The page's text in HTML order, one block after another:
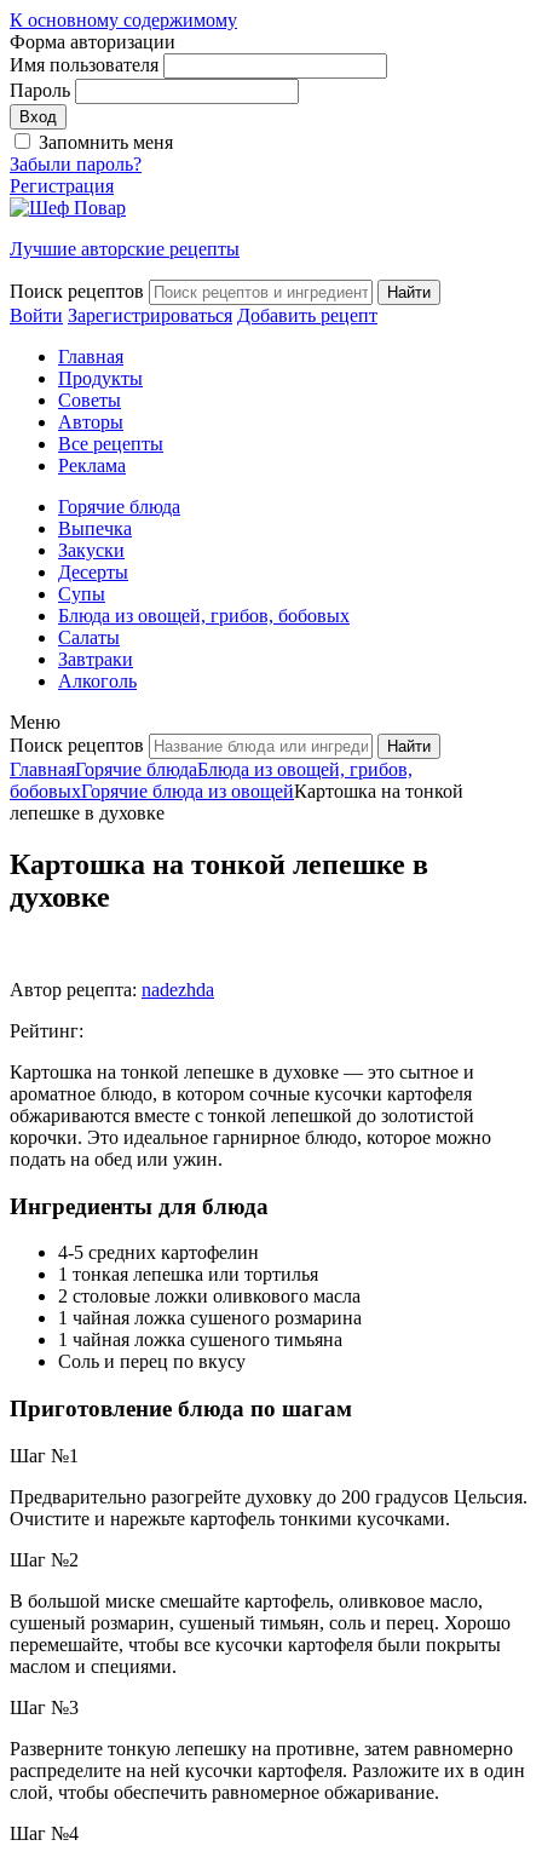
К основному содержимому
Форма авторизации
Имя пользователя
Пароль
Запомнить меня
Забыли пароль?
Регистрация
Лучшие авторские рецепты
Поиск рецептов
Войти Зарегистрироваться Добавить рецепт
Главная
Продукты
Советы
Авторы
Все рецепты
Реклама
Горячие блюда
Выпечка
Закуски
Десерты
Супы
Блюда из овощей, грибов, бобовых
Салаты
Завтраки
Алкоголь
Меню
Поиск рецептов
ГлавнаяГорячие блюдаБлюда из овощей, грибов,
бобовыхГорячие блюда из овощейКартошка на тонкой
лепешке в духовке
Картошка на тонкой лепешке в
духовке
Автор рецепта: nadezhda
Рейтинг:
Картошка на тонкой лепешке в духовке — это сытное и
ароматное блюдо, в котором сочные кусочки картофеля
обжариваются вместе с тонкой лепешкой до золотистой
корочки. Это идеальное гарнирное блюдо, которое можно
подать на обед или ужин.
Ингредиенты для блюда
4-5 средних картофелин
1 тонкая лепешка или тортилья
2 столовые ложки оливкового масла
1 чайная ложка сушеного розмарина
1 чайная ложка сушеного тимьяна
Соль и перец по вкусу
Приготовление блюда по шагам
Шаг №1
Предварительно разогрейте духовку до 200 градусов Цельсия.
Очистите и нарежьте картофель тонкими кусочками.
Шаг №2
В большой миске смешайте картофель, оливковое масло,
сушеный розмарин, сушеный тимьян, соль и перец. Хорошо
перемешайте, чтобы все кусочки картофеля были покрыты
маслом и специями.
Шаг №3
Разверните тонкую лепешку на противне, затем равномерно
распределите на ней кусочки картофеля. Разложите их в один
слой, чтобы обеспечить равномерное обжаривание.
Шаг №4